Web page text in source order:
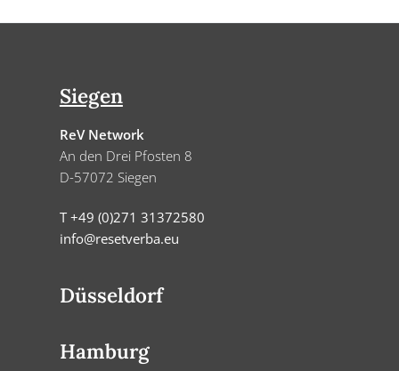
Siegen
ReV Network
An den Drei Pfosten 8
D-57072 Siegen
T +49 (0)271 31372580
info@resetverba.eu
Düsseldorf
Stadttor 1
Hamburg